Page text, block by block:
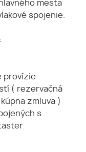
mesta
spojenie.
provízie
( rezervačná
zmluva )
s